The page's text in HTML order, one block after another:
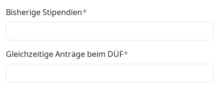
Bisherige Stipendien
Gleichzeitige Anträge beim DÜF